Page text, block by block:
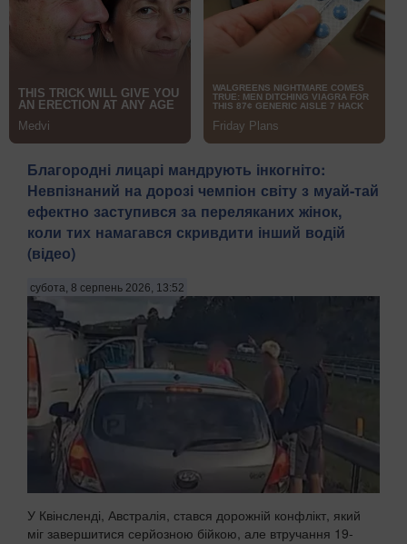
Благородні лицарі мандрують інкогніто:
Невпізнаний на дорозі чемпіон світу з муай-тай
ефектно заступився за переляканих жінок,
коли тих намагався скривдити інший водій
(відео)
субота, 8 серпень 2026, 13:52
У Квінсленді, Австралія, стався дорожній конфлікт, який
міг завершитися серйозною бійкою, але втручання 19-